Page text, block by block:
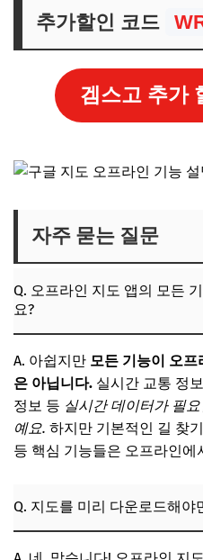
추가할인 코드
겜스고 추가
자주 묻는 질문
Q. 오프라인 지도 앱의 모든
요?
A. 아쉽지만 모든 기능이 오
은 아닙니다. 실시간 교통 정
정보 등 실시간 데이터가 필
예요. 하지만 기본적인 길 찾
등 핵심 기능들은 오프라인
Q. 지도를 미리 다운로드해야